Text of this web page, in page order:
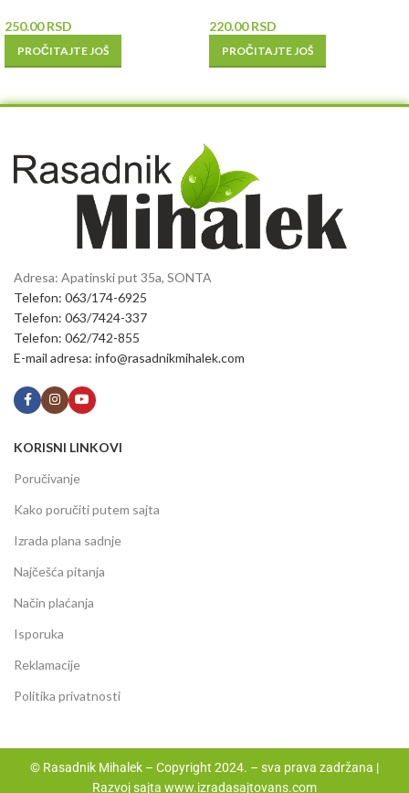
250.00RSD
PROČITAJTE JOŠ
220.00RSD
PROČITAJTE JOŠ
Adresa: Apatinski put 35a, SONTA
Telefon: 063/174-6925
Telefon: 063/7424-337
Telefon: 062/742-855
E-mail adresa: info@rasadnikmihalek.com
KORISNI LINKOVI
Poručivanje
Kako poručiti putem sajta
Izrada plana sadnje
Najčešća pitanja
Način plaćanja
Isporuka
Reklamacije
Politika privatnosti
© Rasadnik Mihalek – Copyright 2024. – sva prava zadržana |
Razvoj sajta www.izradasajtovans.com